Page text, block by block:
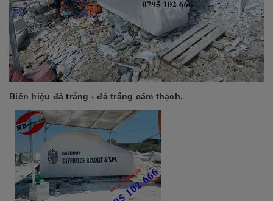
Biển hiệu đá trắng - đá trắng cẩm thạch.